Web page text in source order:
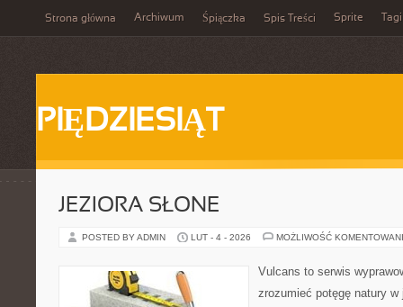
Strona główna Archiwum Śpiączka Spis Treści Sprite Tagi
PIĘDZIESIĄT
JEZIORA SŁONE
POSTED BY ADMIN LUT - 4 - 2026 MOŻLIWOŚĆ
Vulcans to serwis
zrozumieć potęgę natury w